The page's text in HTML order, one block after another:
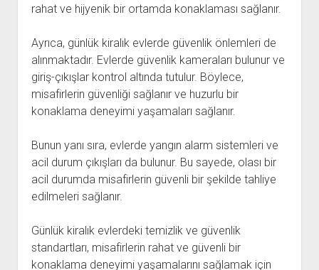
rahat ve hijyenik bir ortamda konaklaması sağlanır.
Ayrıca, günlük kiralık evlerde güvenlik önlemleri de
alınmaktadır. Evlerde güvenlik kameraları bulunur ve
giriş-çıkışlar kontrol altında tutulur. Böylece,
misafirlerin güvenliği sağlanır ve huzurlu bir
konaklama deneyimi yaşamaları sağlanır.
Bunun yanı sıra, evlerde yangın alarm sistemleri ve
acil durum çıkışları da bulunur. Bu sayede, olası bir
acil durumda misafirlerin güvenli bir şekilde tahliye
edilmeleri sağlanır.
Günlük kiralık evlerdeki temizlik ve güvenlik
standartları, misafirlerin rahat ve güvenli bir
konaklama deneyimi yaşamalarını sağlamak için